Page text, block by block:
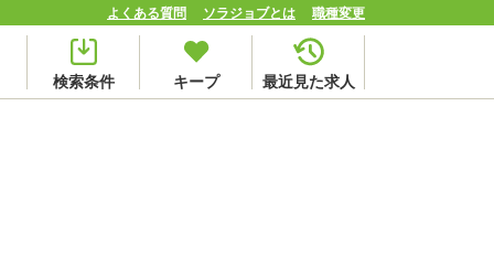
よくある質問 ソラジョブとは 職種変更
検索条件 キープ 最近見た求人